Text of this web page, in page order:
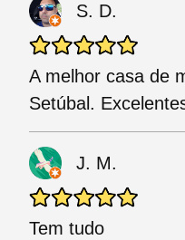
S. D.
A melhor casa de
Setúbal.
J. M.
Tem tudo